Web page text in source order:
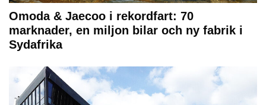
Omoda & Jaecoo i rekordfart: 70
marknader, en miljon bilar och ny fabrik i
Sydafrika